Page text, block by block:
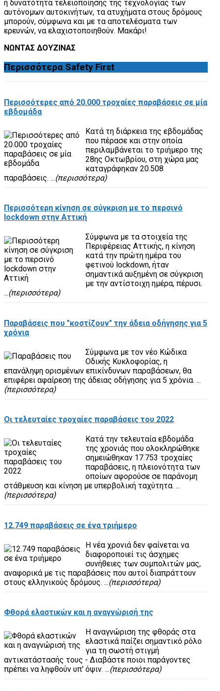
η δυνατότητα τελειοποίησης της τεχνολογίας των
αυτόνομων αυτοκινήτων, τα ατυχήματα στους δρόμους
μπορούν, σύμφωνα και με τα αποτελέσματα των
ερευνών, να ελαχιστοποιηθούν. Μακάρι!
ΝΩΝΤΑΣ ΔΟΥΖΙΝΑΣ
Περισσότερα Safety First
Περισσότερες από 20.000 τροχαίες παραβάσεις σε μία
εβδομάδα
Κατά τη διάρκεια της εβδομάδας
που πέρασε και στην οποία
περιλαμβάνεται το τριήμερο της
28ης Οκτωβρίου, στη χώρα μας
καταγράφηκαν 20.508
παραβάσεις. ...(περισσότερα)
Περισσότερη κίνηση σε σύγκριση με το περσινό
lockdown στην Αττική
Σύμφωνα με τα στοιχεία της
Περιφέρειας Αττικής, η κίνηση
κατά την πρώτη ημέρα του
φετινού lockdown, ήταν
σημαντικά αυξημένη σε σύγκριση
με την αντίστοιχη ημέρα, πέρυσι.
...(περισσότερα)
Παραβάσεις που "κοστίζουν" την άδεια οδήγησης για 5
χρόνια
Σύμφωνα με τον νέο Κώδικα
Οδικής Κυκλοφορίας, η
επανάληψη ορισμένων επικίνδυνων παραβάσεων, θα
επιφέρει αφαίρεση της άδειας οδήγησης για 5 χρόνια. ...
(περισσότερα)
Οι τελευταίες τροχαίες παραβάσεις του 2022
Κατά την τελευταία εβδομάδα
της χρονιάς που ολοκληρώθηκε
σημειώθηκαν 17.753 τροχαίες
παραβάσεις, η πλειονότητα των
οποίων αφορούσε σε παράνομη
στάθμευση και κίνηση με υπερβολική ταχύτητα. ...
(περισσότερα)
12.749 παραβάσεις σε ένα τριήμερο
Η νέα χρονιά δεν φαίνεται να
διαφοροποιεί τις άσχημες
συνήθειες των συμπολιτών μας,
αναφορικά με τις παραβάσεις που αυτοί διαπράττουν
στους ελληνικούς δρόμους. ...(περισσότερα)
Φθορά ελαστικών και η αναγνώρισή της
Η αναγνώριση της φθοράς στα
ελαστικά παίζει σημαντικό ρόλο
για τη σωστή στιγμή
αντικατάστασής τους - Διαβάστε ποιοι παράγοντες
πρέπει να ληφθούν υπ' όψιν. ...(περισσότερα)